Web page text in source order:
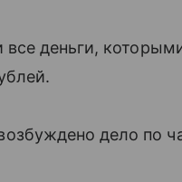
деньги,
дело по